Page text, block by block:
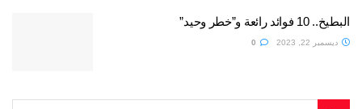
البطيخ.. 10 فوائد رائعة و”خطر وحيد”
ديسمبر 22, 2023